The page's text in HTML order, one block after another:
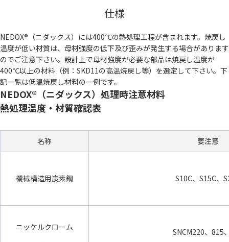
仕様
NEDOX®（ニダックス）には400℃の熱処理工程が含まれます。焼戻し
温度が低い材質は、母材強度の低下及び歪みが発生する場合があります
のでご注意下さい。設計上で母材強度が必要な部品は焼戻し温度が
400℃以上の材料（例：SKD11の高温焼戻し等）を選定して下さい。下
記一覧は低温焼戻し材料の一例です。
NEDOX®（ニダックス）処理時注意材料
熱処理温度・材質確認表
名称 要注意
機械構造用炭素鋼 S10C、S15C、
ニッケルクローム SNCM220、815